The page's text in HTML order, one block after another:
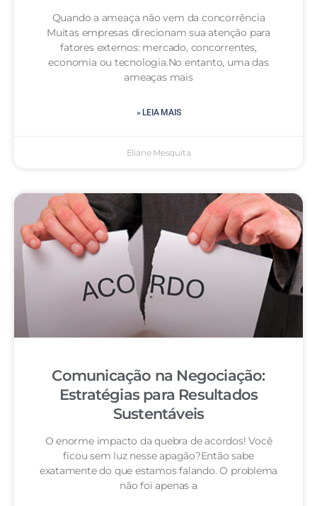
Quando a ameaça não vem da concorrência
Muitas empresas direcionam sua atenção para
fatores externos: mercado, concorrentes,
economia ou tecnologia.No entanto, uma das
ameaças mais
» LEIA MAIS
Eliane Mesquita
Comunicação na Negociação:
Estratégias para Resultados
Sustentáveis
O enorme impacto da quebra de acordos! Você
ficou sem luz nesse apagão?Então sabe
exatamente do que estamos falando. O problema
não foi apenas a